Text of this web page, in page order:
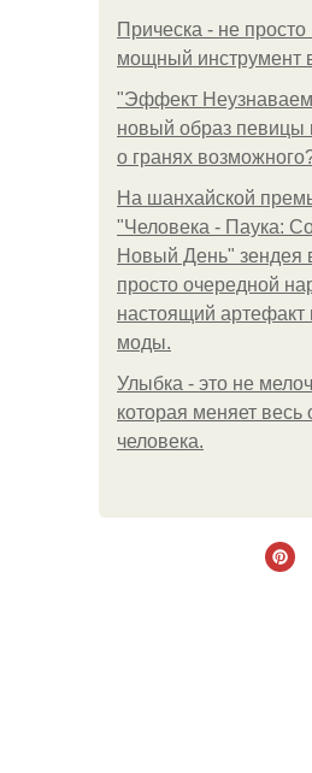
Прическа - не
мощный инструмент
"Эффект
новый образ певицы
о гранях
На шанхайской
"Человека - Паука:
Новый День" зендея
просто очередной
настоящий артефакт
моды.
Улыбка - это не
которая меняет весь
человека.